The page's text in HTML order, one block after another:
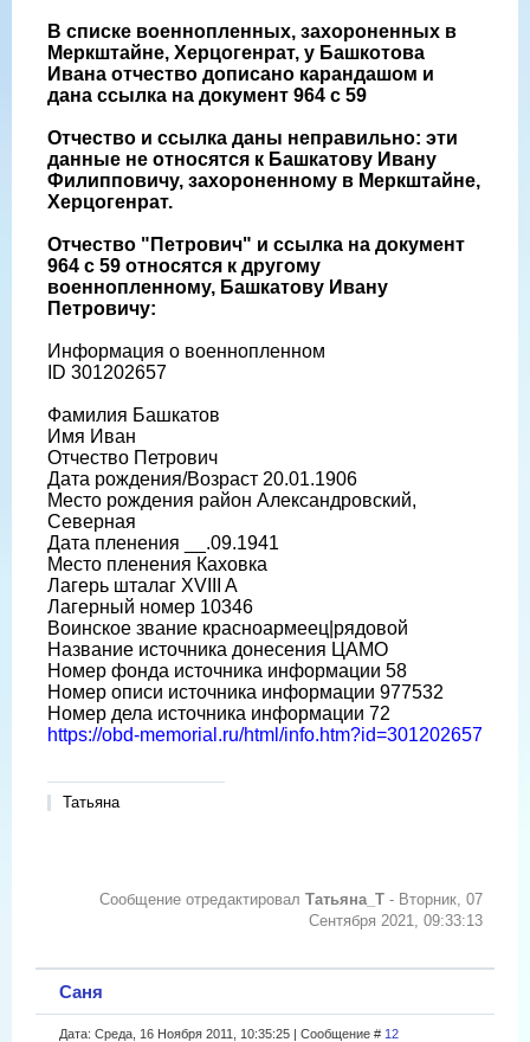
В списке военнопленных, захороненных в
Меркштайне, Херцогенрат, у Башкотова
Ивана отчество дописано карандашом и
дана ссылка на документ 964 с 59
Отчество и ссылка даны неправильно: эти
данные не относятся к Башкатову Ивану
Филипповичу, захороненному в Меркштайне,
Херцогенрат.
Отчество "Петрович" и ссылка на документ
964 с 59 относятся к другому
военнопленному, Башкатову Ивану
Петровичу:
Информация о военнопленном
ID 301202657
Фамилия Башкатов
Имя Иван
Отчество Петрович
Дата рождения/Возраст 20.01.1906
Место рождения район Александровский,
Северная
Дата пленения __.09.1941
Место пленения Каховка
Лагерь шталаг XVIII A
Лагерный номер 10346
Воинское звание красноармеец|рядовой
Название источника донесения ЦАМО
Номер фонда источника информации 58
Номер описи источника информации 977532
Номер дела источника информации 72
https://obd-memorial.ru/html/info.htm?id=301202657
Татьяна
Сообщение отредактировал Татьяна_Т - Вторник, 07
Сентября 2021, 09:33:13
Саня
Дата: Среда, 16 Ноября 2011, 10:35:25 | Сообщение # 12